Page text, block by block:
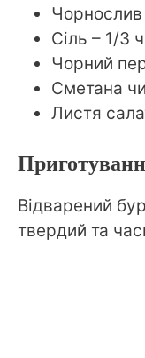
Чорнослив
Сіль – 1/3
Чорний
Сметана
Листя
Відварений
твердий та